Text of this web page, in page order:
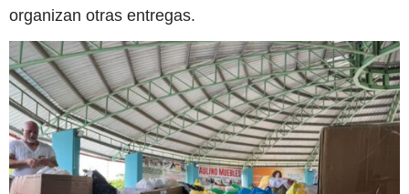
organizan otras entregas.